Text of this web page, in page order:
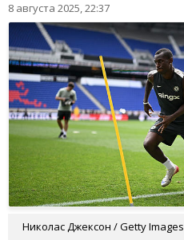
8 августа 2025, 22:37
Николас Джексон / Getty Images